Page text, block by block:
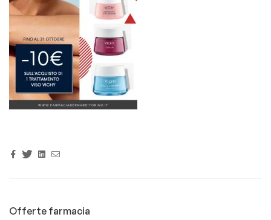
Facebook
TwitterLinkedin
Offerte farmacia